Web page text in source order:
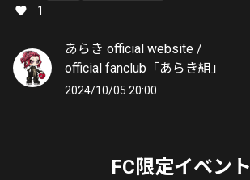
1
あらき official website /
official fanclub「あらき組」
2024/10/05 20:00
FC限定イベント